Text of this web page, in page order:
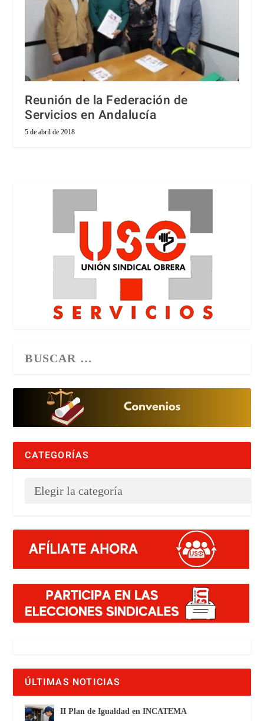
Reunión de la Federación de
Servicios en Andalucía
5 de abril de 2018
CATEGORÍAS
ÚLTIMAS NOTICIAS
II Plan de Igualdad en INCATEMA